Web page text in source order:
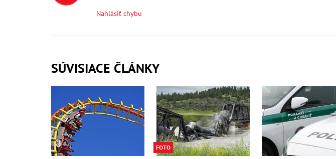
Nahlásiť chybu
SÚVISIACE ČLÁNKY
FOTO